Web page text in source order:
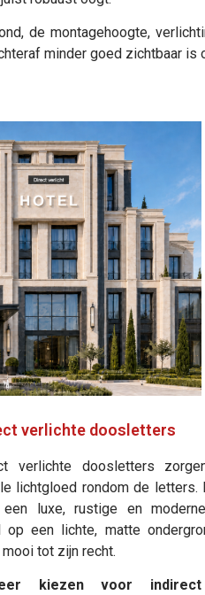
de montagehoogte,
minder goed zichtbaar
verlichte doosletters
verlichte doosletters
lichtgloed rondom de letters.
luxe, rustige en
op een lichte, matte
tot zijn recht.
kiezen voor